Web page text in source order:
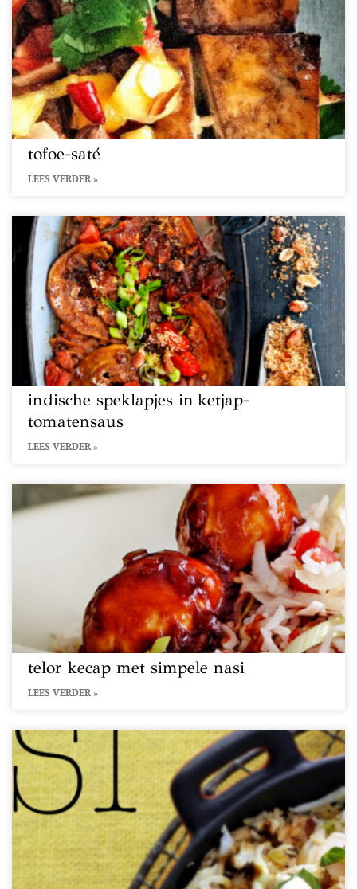
tofoe-saté
LEES VERDER »
indische speklapjes in ketjap-
tomatensaus
LEES VERDER »
telor kecap met simpele nasi
LEES VERDER »